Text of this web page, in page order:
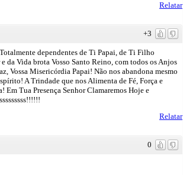
Relatar
+3
dependentes de Ti Papai, de Ti Filho
da Vida brota Vosso Santo Reino, com todos os Anjos
Vossa Misericórdia Papai! Não nos abandona mesmo
A Trindade que nos Alimenta de Fé, Força e
Em Tua Presença Senhor Clamaremos Hoje e
Relatar
0